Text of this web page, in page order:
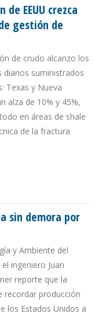
EEUU crezca
gestión de
de crudo alcanzo los
diarios suministrados
Texas y Nueva
alza de 10% y 45%,
en áreas de shale
de la fractura
sin demora por
y Ambiente del
ingeniero Juan
reporte que la
recordar producción
los Estados Unidos a